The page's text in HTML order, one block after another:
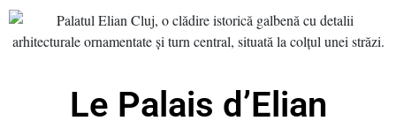
Le Palais d’Elian